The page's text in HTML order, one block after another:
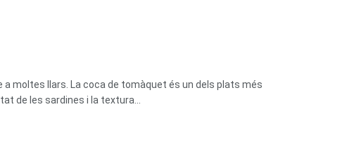
moltes llars. La coca de tomàquet és un dels plats més
de les sardines i la textura...